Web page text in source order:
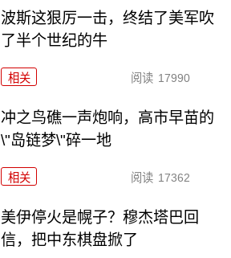
波斯这狠厉一击，终结了美军吹
了半个世纪的牛
相关 阅读 17990
冲之鸟礁一声炮响，高市早苗的
\"岛链梦\"碎一地
相关 阅读 17362
美伊停火是幌子？穆杰塔巴回
信，把中东棋盘掀了